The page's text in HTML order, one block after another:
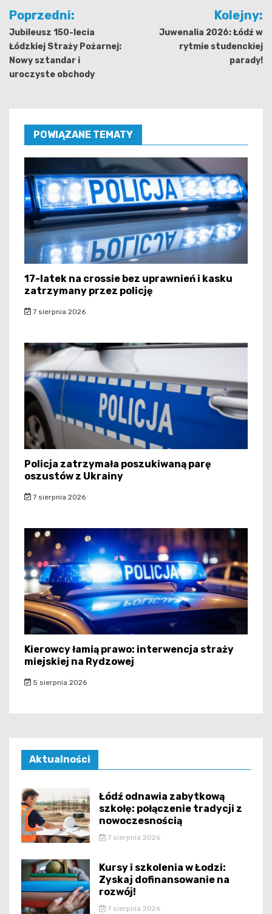
Nawigacja
wpisu
Poprzedni:
Jubileusz 150-lecia
Łódzkiej Straży Pożarnej:
Nowy sztandar i
uroczyste obchody
Kolejny:
Juwenalia 2026: Łódź w
rytmie studenckiej
parady!
POWIĄZANE TEMATY
17-latek na crossie bez uprawnień i kasku
zatrzymany przez policję
7 sierpnia 2026
Policja zatrzymała poszukiwaną parę
oszustów z Ukrainy
7 sierpnia 2026
Kierowcy łamią prawo: interwencja straży
miejskiej na Rydzowej
5 sierpnia 2026
Aktualności
Łódź odnawia zabytkową
szkołę: połączenie tradycji z
nowoczesnością
7 sierpnia 2026
Kursy i szkolenia w Łodzi:
Zyskaj dofinansowanie na
rozwój!
7 sierpnia 2026